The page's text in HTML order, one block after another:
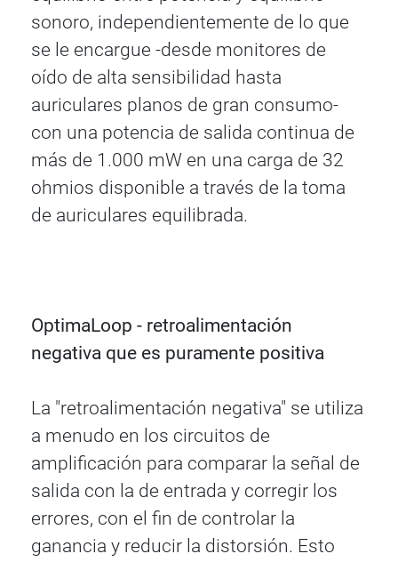
sonoro, independientemente de lo que
se le encargue -desde monitores de
oído de alta sensibilidad hasta
auriculares planos de gran consumo-
con una potencia de salida continua de
más de 1.000 mW en una carga de 32
ohmios disponible a través de la toma
de auriculares equilibrada.
OptimaLoop - retroalimentación
negativa que es puramente positiva
La "retroalimentación negativa" se utiliza
a menudo en los circuitos de
amplificación para comparar la señal de
salida con la de entrada y corregir los
errores, con el fin de controlar la
ganancia y reducir la distorsión. Esto